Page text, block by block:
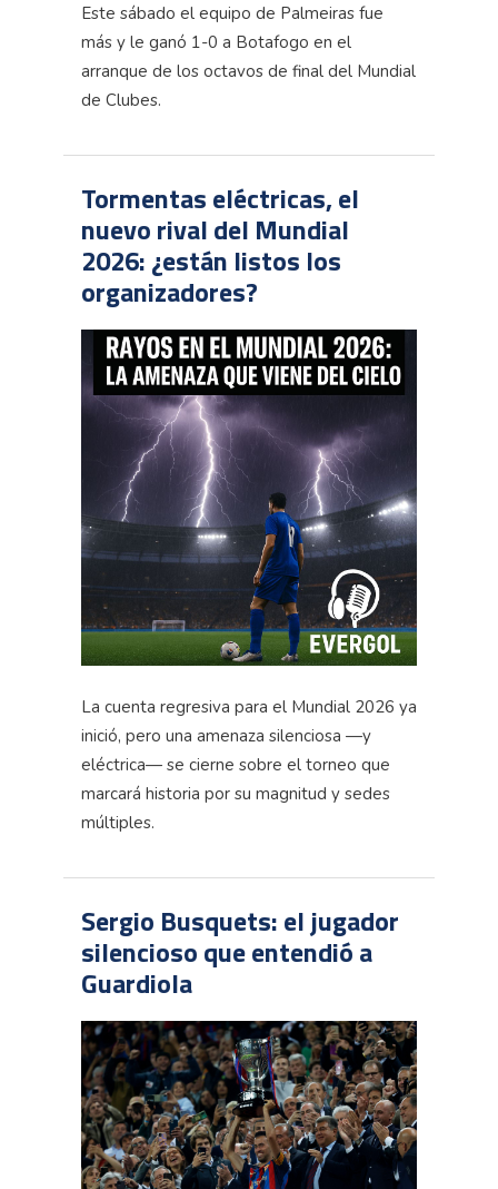
Este sábado el equipo de Palmeiras fue
más y le ganó 1-0 a Botafogo en el
arranque de los octavos de final del Mundial
de Clubes.
Tormentas eléctricas, el
nuevo rival del Mundial
2026: ¿están listos los
organizadores?
La cuenta regresiva para el Mundial 2026 ya
inició, pero una amenaza silenciosa —y
eléctrica— se cierne sobre el torneo que
marcará historia por su magnitud y sedes
múltiples.
Sergio Busquets: el jugador
silencioso que entendió a
Guardiola